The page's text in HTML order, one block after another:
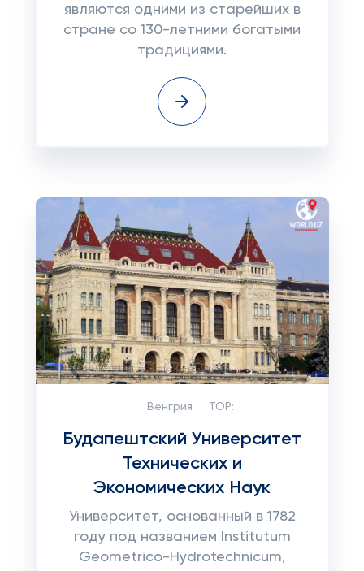
являются одними из старейших в
стране со 130-летними богатыми
традициями.
Венгрия TOP:
Будапештский Университет
Технических и
Экономических Наук
Университет, основанный в 1782
году под названием Institutum
Geometrico-Hydrotechnicum,